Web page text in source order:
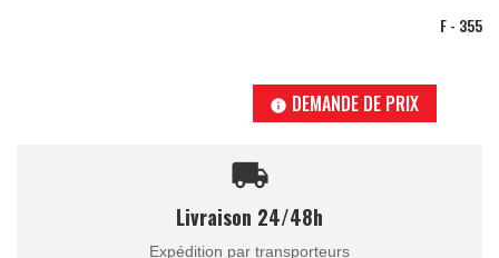
F - 355
info DEMANDE DE PRIX
local_shipping
Livraison 24/48h
Expédition par transporteurs